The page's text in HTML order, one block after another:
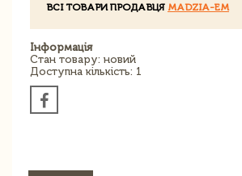
ВСІ ТОВАРИ ПРОДАВЦЯ MADZIA-EM
Інформація
Стан товару: новий
Доступна кількість: 1